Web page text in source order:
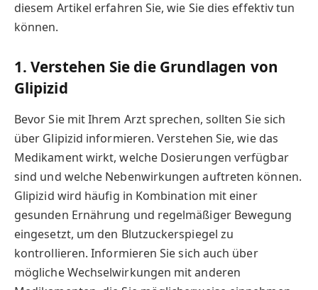
diesem Artikel erfahren Sie, wie Sie dies effektiv tun
können.
1. Verstehen Sie die Grundlagen von
Glipizid
Bevor Sie mit Ihrem Arzt sprechen, sollten Sie sich
über Glipizid informieren. Verstehen Sie, wie das
Medikament wirkt, welche Dosierungen verfügbar
sind und welche Nebenwirkungen auftreten können.
Glipizid wird häufig in Kombination mit einer
gesunden Ernährung und regelmäßiger Bewegung
eingesetzt, um den Blutzuckerspiegel zu
kontrollieren. Informieren Sie sich auch über
mögliche Wechselwirkungen mit anderen